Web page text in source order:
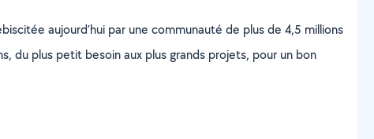
aujourd’hui par une communauté de plus de 4,5 millions
du plus petit besoin aux plus grands projets, pour un bon